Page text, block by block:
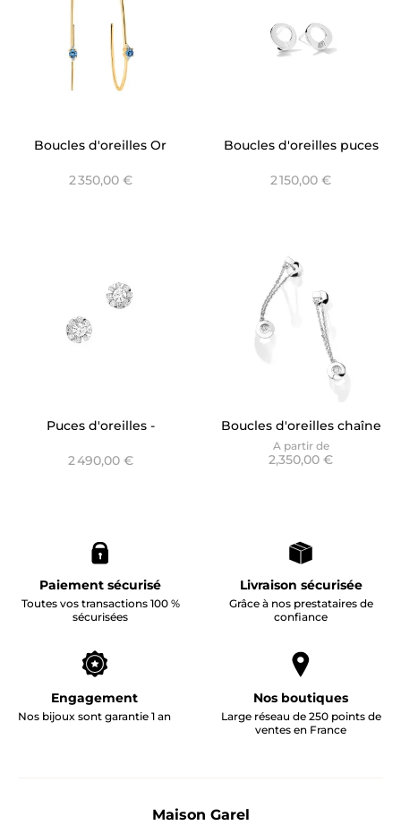
Boucles d'oreilles Or
Baia
2 350,00 €
Boucles d'oreilles puces
2 150,00 €
Puces d'oreilles -
2 490,00 €
Boucles d'oreilles chaîne
Envol - Dancing Stone
A partir de
2,350,00 €
Paiement sécurisé
Toutes vos transactions 100 %
sécurisées
Livraison sécurisée
Grâce à nos prestataires de
confiance
Engagement
Nos bijoux sont garantie 1 an
Nos boutiques
Large réseau de 250 points de
ventes en France
Maison Garel